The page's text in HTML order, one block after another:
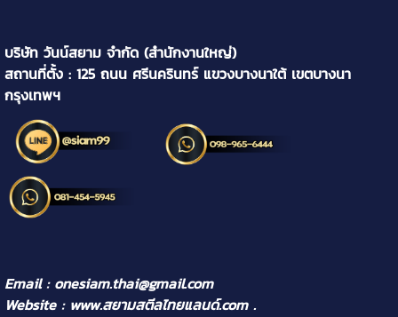
บริษัท วันน์สยาม จำกัด (สำนักงานใหญ่)
สถานที่ตั้ง : 125 ถนน ศรีนครินทร์ แขวงบางนาใต้ เขตบางนา
กรุงเทพฯ
Email : onesiam.thai@gmail.com
Website : www.สยามสตีลไทยแลนด์.com.